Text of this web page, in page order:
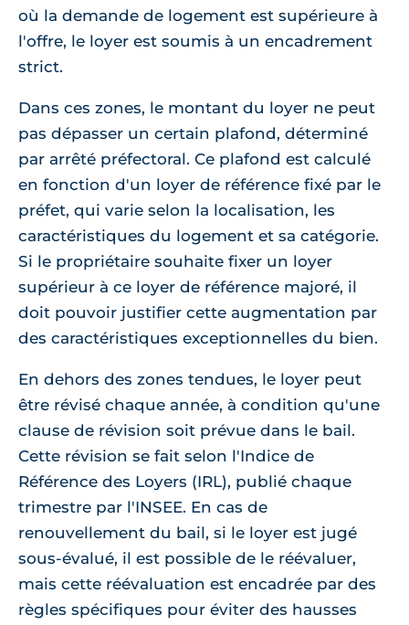
où la demande de logement est supérieure à
l'offre, le loyer est soumis à un encadrement
strict.
Dans ces zones, le montant du loyer ne peut
pas dépasser un certain plafond, déterminé
par arrêté préfectoral. Ce plafond est calculé
en fonction d'un loyer de référence fixé par le
préfet, qui varie selon la localisation, les
caractéristiques du logement et sa catégorie.
Si le propriétaire souhaite fixer un loyer
supérieur à ce loyer de référence majoré, il
doit pouvoir justifier cette augmentation par
des caractéristiques exceptionnelles du bien.
En dehors des zones tendues, le loyer peut
être révisé chaque année, à condition qu'une
clause de révision soit prévue dans le bail.
Cette révision se fait selon l'Indice de
Référence des Loyers (IRL), publié chaque
trimestre par l'INSEE. En cas de
renouvellement du bail, si le loyer est jugé
sous-évalué, il est possible de le réévaluer,
mais cette réévaluation est encadrée par des
règles spécifiques pour éviter des hausses